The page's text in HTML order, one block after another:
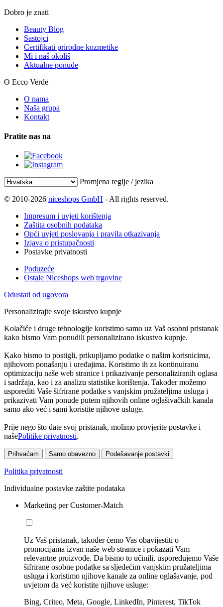
Dobro je znati
Beauty Blog
Sastojci
Certifikati prirodne kozmetike
Mi i naš okoliš
Aktualne ponude
O Ecco Verde
O nama
Naša grupa
Kontakt
Pratite nas na
Promjena regije / jezika
© 2010-2026 niceshops GmbH - All rights reserved.
Impresum i uvjeti korištenja
Zaštita osobnih podataka
Opći uvjeti poslovanja i pravila otkazivanja
Izjava o pristupačnosti
Postavke privatnosti
Poduzeće
Ostale Niceshops web trgovine
Odustati od ugovora
Personalizirajte svoje iskustvo kupnje
Kolačiće i druge tehnologije koristimo samo uz Vaš osobni pristanak
kako bismo Vam ponudili personalizirano iskustvo kupnje.
Kako bismo to postigli, prikupljamo podatke o našim korisnicima,
njihovom ponašanju i uređajima. Koristimo ih za kontinuiranu
optimizaciju naše web stranice i prikazivanje personaliziranih oglasa
i sadržaja, kao i za analizu statistike korištenja. Također možemo
usporediti Vaše šifrirane podatke s vanjskim pružateljima usluga i
prikazivati Vam ponude putem njihovih online oglašivačkih kanala
samo ako već i sami koristite njihove usluge.
Prije nego što date svoj pristanak, molimo provjerite postavke i
našePolitike privatnosti.
Prihvaćam Samo obavezno Podešavanje postavki
Politika privatnosti
Individualne postavke zaštite podataka
Marketing per Customer-Match
Uz Vaš pristanak, također ćemo Vas obavijestiti o
promocijama izvan naše web stranice i pokazati Vam
relevantne proizvode. Da bismo to učinili, uspoređujemo Vaše
šifrirane osobne podatke sa sljedećim vanjskim pružateljima
usluga i koristimo njihove kanale za online oglašavanje, pod
uvjetom da već koristite njihove usluge:
Bing, Criteo, Meta, Google, LinkedIn, Pinterest, TikTok